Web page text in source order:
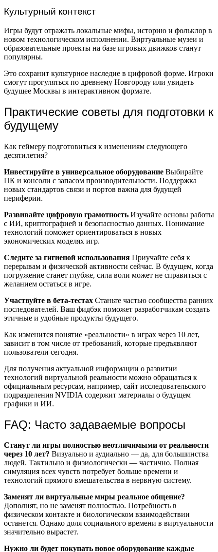
Культурный контекст
Игры будут отражать локальные мифы, историю и фольклор в
новом технологическом исполнении. Виртуальные музеи и
образовательные проекты на базе игровых движков станут
популярны.
Это сохранит культурное наследие в цифровой форме. Игроки
смогут прогуляться по древнему Новгороду или увидеть
будущее Москвы в интерактивном формате.
Практические советы для подготовки к
будущему
Как геймеру подготовиться к изменениям следующего
десятилетия?
Инвестируйте в универсальное оборудование Выбирайте
ПК и консоли с запасом производительности. Поддержка
новых стандартов связи и портов важна для будущей
периферии.
Развивайте цифровую грамотность Изучайте основы работы
с ИИ, криптографией и безопасностью данных. Понимание
технологий поможет ориентироваться в новых
экономических моделях игр.
Следите за гигиеной использования Приучайте себя к
перерывам и физической активности сейчас. В будущем, когда
погружение станет глубже, сила воли может не справиться с
желанием остаться в игре.
Участвуйте в бета-тестах Станьте частью сообщества ранних
последователей. Ваш фидбэк поможет разработчикам создать
этичные и удобные продукты будущего.
Как изменится понятие «реальности» в играх через 10 лет,
зависит в том числе от требований, которые предъявляют
пользователи сегодня.
Для получения актуальной информации о развитии
технологий виртуальной реальности можно обращаться к
официальным ресурсам, например, сайт исследовательского
подразделения NVIDIA содержит материалы о будущем
графики и ИИ.
FAQ: Часто задаваемые вопросы
Станут ли игры полностью неотличимыми от реальности
через 10 лет? Визуально и аудиально — да, для большинства
людей. Тактильно и физиологически — частично. Полная
симуляция всех чувств потребует больше времени и
технологий прямого вмешательства в нервную систему.
Заменят ли виртуальные миры реальное общение?
Дополнят, но не заменят полностью. Потребность в
физическом контакте и биологическом взаимодействии
останется. Однако доля социального времени в виртуальности
значительно вырастет.
Нужно ли будет покупать новое оборудование каждые